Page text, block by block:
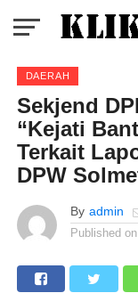
DAERAH
Sekjend
“Kejati
Terkait
DPW
By admin
Published on